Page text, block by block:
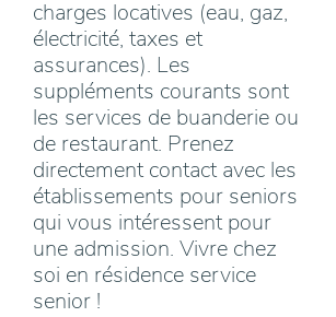
charges locatives (eau, gaz,
électricité, taxes et
assurances). Les
suppléments courants sont
les services de buanderie ou
de restaurant. Prenez
directement contact avec les
établissements pour seniors
qui vous intéressent pour
une admission. Vivre chez
soi en résidence service
senior !